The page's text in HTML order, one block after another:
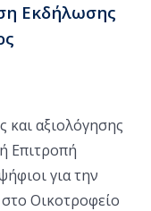
Εκδήλωσης
αξιολόγησης
Επιτροπή
για την
Οικοτροφείο